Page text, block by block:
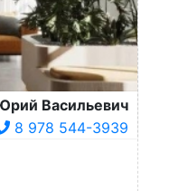
Васильевич
8 978 544-3939